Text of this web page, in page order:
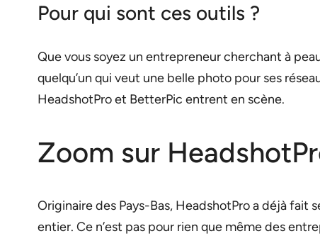
Pour qui sont ces outils ?
Que vous soyez un entrepreneur cherchant à
quelqu’un qui veut une belle photo pour ses
HeadshotPro et BetterPic entrent en scène.
Zoom sur
Originaire des Pays-Bas, HeadshotPro a déjà
entier. Ce n’est pas pour rien que même des